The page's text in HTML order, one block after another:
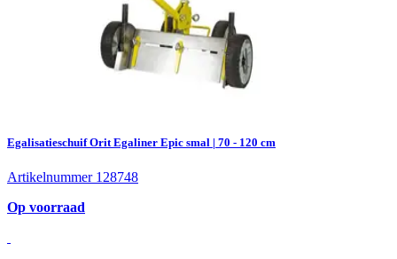
Egalisatieschuif Orit Egaliner Epic smal | 70 - 120 cm
Artikelnummer 128748
Op voorraad